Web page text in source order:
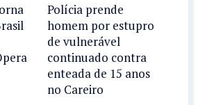
Polícia prende
homem por estupro
de vulnerável
continuado contra
enteada de 15 anos
no Careiro